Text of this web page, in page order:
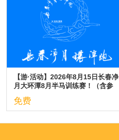
【游·活动】2026年8月15日长春净
月大环潭8月半马训练赛！（含参
免费